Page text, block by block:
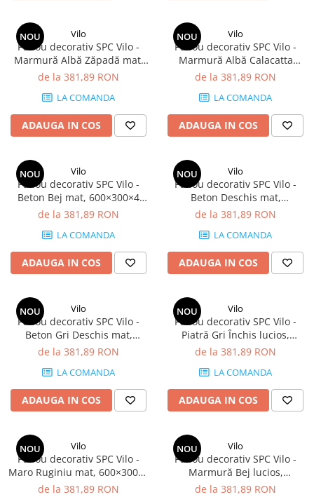
NOU Vilo
Panou decorativ SPC Vilo -
Marmură Albă Zăpadă mat,
600×300×4 mm, 2.34 mp/cutie
de la 381,89 RON
LA COMANDA
ADAUGA IN COS
NOU Vilo
Panou decorativ SPC Vilo -
Marmură Albă Calacatta
lucios, 600×300×4 mm, 2.34
de la 381,89 RON
LA COMANDA
ADAUGA IN COS
NOU Vilo
Panou decorativ SPC Vilo -
Beton Bej mat, 600×300×4
mm, 2.34 mp/cutie (13
de la 381,89 RON
LA COMANDA
ADAUGA IN COS
NOU Vilo
Panou decorativ SPC Vilo -
Beton Deschis mat,
600×300×4 mm, 2.34 mp/cutie
de la 381,89 RON
LA COMANDA
ADAUGA IN COS
NOU Vilo
Panou decorativ SPC Vilo -
Beton Gri Deschis mat,
600×300×4 mm, 2.34 mp/cutie
de la 381,89 RON
LA COMANDA
ADAUGA IN COS
NOU Vilo
Panou decorativ SPC Vilo -
Piatră Gri Închis lucios,
600×300×4 mm, 2.34 mp/cutie
de la 381,89 RON
LA COMANDA
ADAUGA IN COS
NOU Vilo
Panou decorativ SPC Vilo -
Maro Ruginiu mat, 600×300×4
mm, 2.34 mp/cutie (13
de la 381,89 RON
NOU Vilo
Panou decorativ SPC Vilo -
Marmură Bej lucios,
600×300×4 mm, 2.34 mp/cutie
de la 381,89 RON